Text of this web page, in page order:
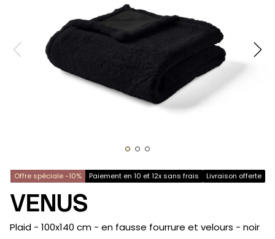
Offre spéciale -10% Paiement en 10 et 12x sans frais Livraison offerte
VENUS
-
Plaid - 100x140 cm - en fausse fourrure et velours - noir